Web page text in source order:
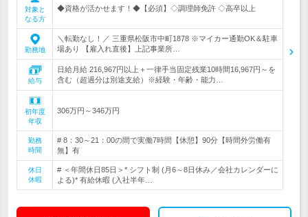
対象と
なる方
◆資格が活かせます！◆【必須】◇調理師免許 ◇高卒以上
勤務地
＼転勤なし！／ 三重県松阪市中町1878 ※マイカー通勤OK＆駐車
場あり 【雇入れ直後】上記事業所…
給与
日給月給 216,967円以上＋一律手当固定残業10時間16,967円～を
含む（超過分は別途支給）※経験・年齢・能力…
初年度
年収
306万円～346万円
勤務
時間
# 8：30～21：00の間で実働7時間【休憩】90分【時間外労働有
無】有
休日
休暇
# ＜年間休日85日＞* シフト制 (月6～8日休み／会社カレンダーに
よる)* 有給休暇 (入社半年…